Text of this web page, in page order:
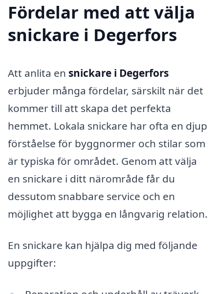
Fördelar med att välja
snickare i Degerfors
Att anlita en snickare i Degerfors
erbjuder många fördelar, särskilt när det
kommer till att skapa det perfekta
hemmet. Lokala snickare har ofta en djup
förståelse för byggnormer och stilar som
är typiska för området. Genom att välja
en snickare i ditt närområde får du
dessutom snabbare service och en
möjlighet att bygga en långvarig relation.
En snickare kan hjälpa dig med följande
uppgifter: